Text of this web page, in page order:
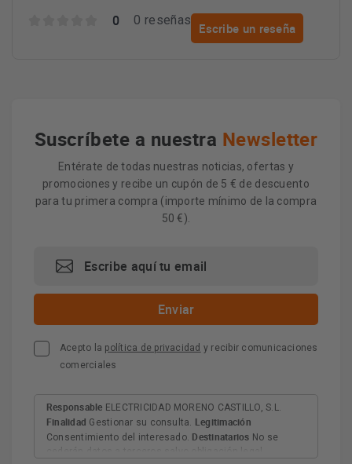
0 0 reseñas
Escribe un reseña
Suscríbete a nuestra Newsletter
Entérate de todas nuestras noticias, ofertas y
promociones y recibe un cupón de 5 € de descuento
para tu primera compra (importe mínimo de la compra
50 €).
Acepto la política de privacidad y recibir comunicaciones
comerciales
Responsable ELECTRICIDAD MORENO CASTILLO, S.L.
Finalidad Gestionar su consulta. Legitimación
Consentimiento del interesado. Destinatarios No se